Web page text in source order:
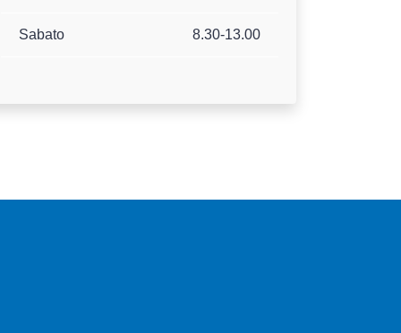
Sabato 8.30-13.00